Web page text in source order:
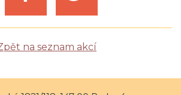
na seznam akcí